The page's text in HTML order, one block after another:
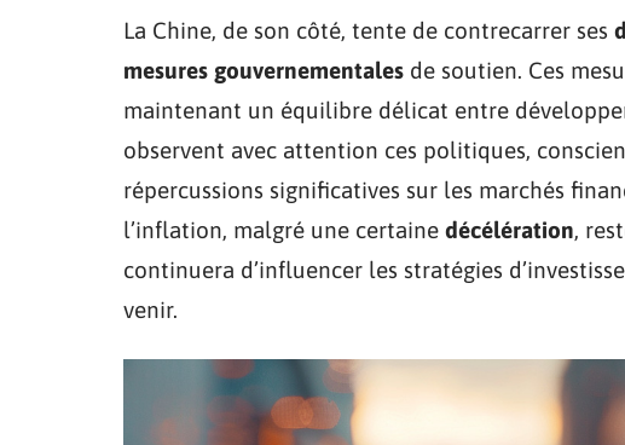
La Chine, de son côté, tente de contrecarrer ses
mesures gouvernementales de soutien. Ces
maintenant un équilibre délicat entre
observent avec attention ces politiques,
répercussions significatives sur les marchés
l’inflation, malgré une certaine décélération,
continuera d’influencer les stratégies
venir.